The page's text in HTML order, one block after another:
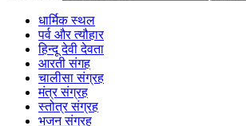
धार्मिक स्थल
पर्व और त्यौहार
हिन्दू देवी देवता
आरती संगह
चालीसा संग्रह
मंत्र संग्रह
स्तोत्र संग्रह
भजन संग्रह